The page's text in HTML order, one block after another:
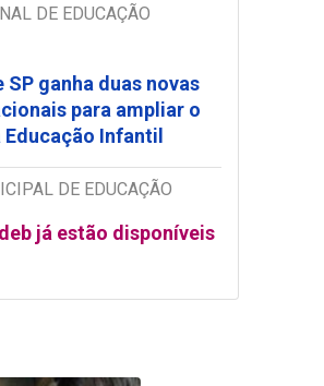
DE EDUCAÇÃO
SP ganha duas novas
para ampliar o
Infantil
DE EDUCAÇÃO
já estão disponíveis